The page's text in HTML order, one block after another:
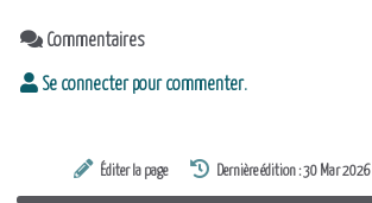
Commentaires
Se connecter pour commenter.
Éditer la page Dernière édition : 30 Mar 2026